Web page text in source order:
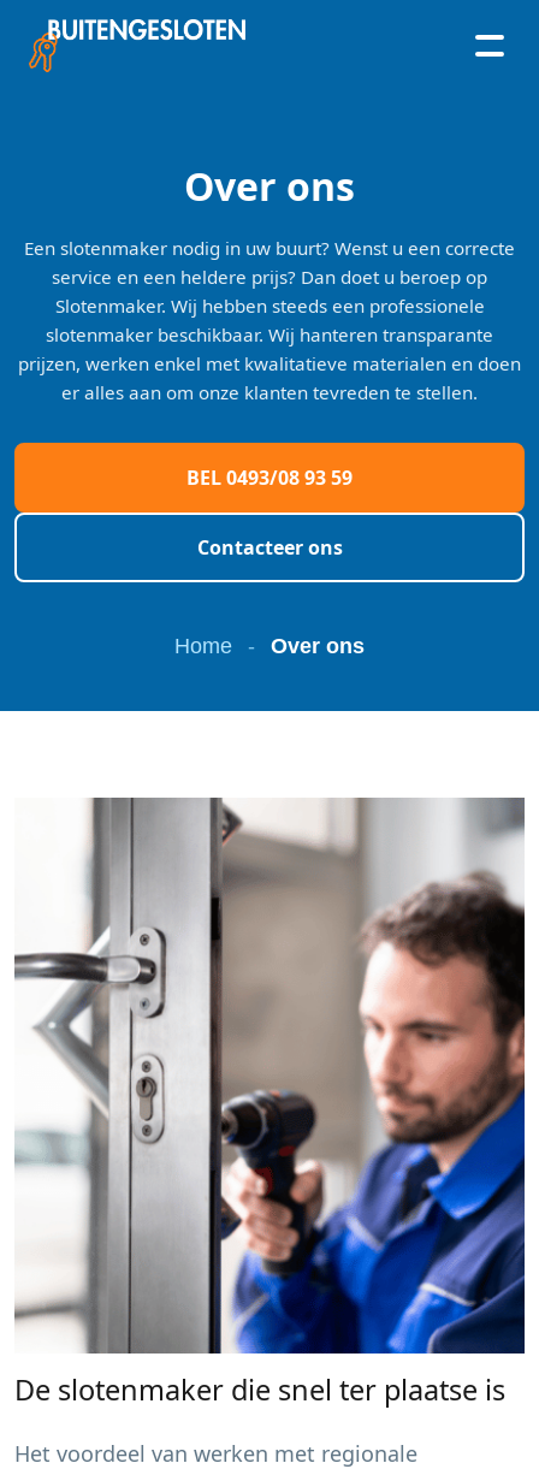
content
Over ons
Een slotenmaker nodig in uw buurt? Wenst u een correcte
service en een heldere prijs? Dan doet u beroep op
Slotenmaker. Wij hebben steeds een professionele
slotenmaker beschikbaar. Wij hanteren transparante
prijzen, werken enkel met kwalitatieve materialen en doen
er alles aan om onze klanten tevreden te stellen.
BEL 0493/08 93 59
Contacteer ons
Home - Over ons
De slotenmaker die snel ter plaatse is
Het voordeel van werken met regionale